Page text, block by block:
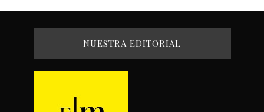
NUESTRA EDITORIAL